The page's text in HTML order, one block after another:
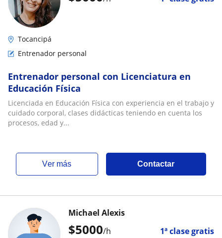
Tocancipá
Entrenador personal
Entrenador personal con Licenciatura en
Educación Física
Licenciada en Educación Física con experiencia en el trabajo y
cuidado corporal, clases didácticas teniendo en cuenta los
procesos, edad y...
ver más Contactar
$5000/h 1ª clase gratis
Michael Alexis